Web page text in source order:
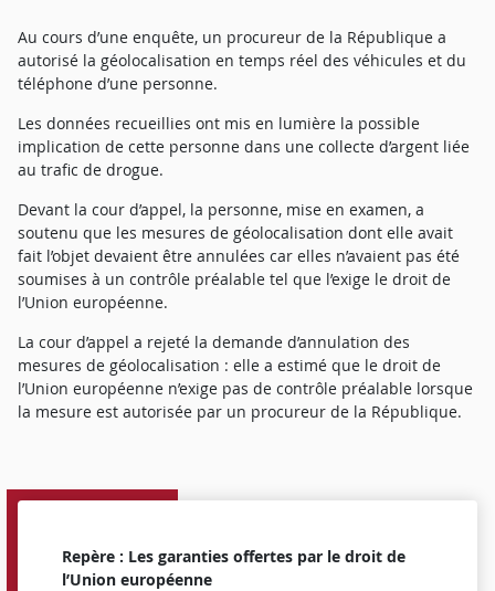
Au cours d’une enquête, un procureur de la République a
autorisé la géolocalisation en temps réel des véhicules et du
téléphone d’une personne.
Les données recueillies ont mis en lumière la possible
implication de cette personne dans une collecte d’argent liée
au trafic de drogue.
Devant la cour d’appel, la personne, mise en examen, a
soutenu que les mesures de géolocalisation dont elle avait
fait l’objet devaient être annulées car elles n’avaient pas été
soumises à un contrôle préalable tel que l’exige le droit de
l’Union européenne.
La cour d’appel a rejeté la demande d’annulation des
mesures de géolocalisation : elle a estimé que le droit de
l’Union européenne n’exige pas de contrôle préalable lorsque
la mesure est autorisée par un procureur de la République.
Repère : Les garanties offertes par le droit de
l’Union européenne